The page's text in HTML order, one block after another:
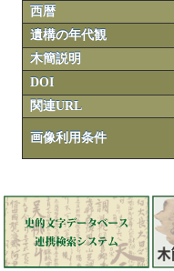
西暦
遺構の年代観
木簡説明
DOI
関連URL
画像利用条件